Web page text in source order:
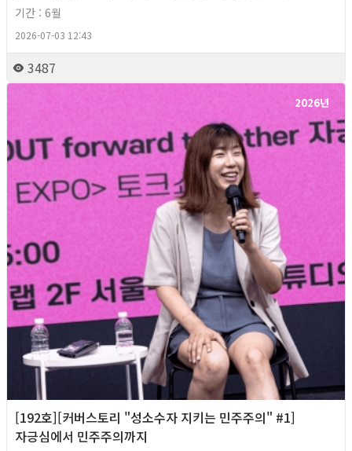
기간 : 6월
2026-07-03 12:43
3487
2026년
[192호][커버스토리 "성소수자 지키는 민주주의" #1]
자긍심에서 민주주의까지